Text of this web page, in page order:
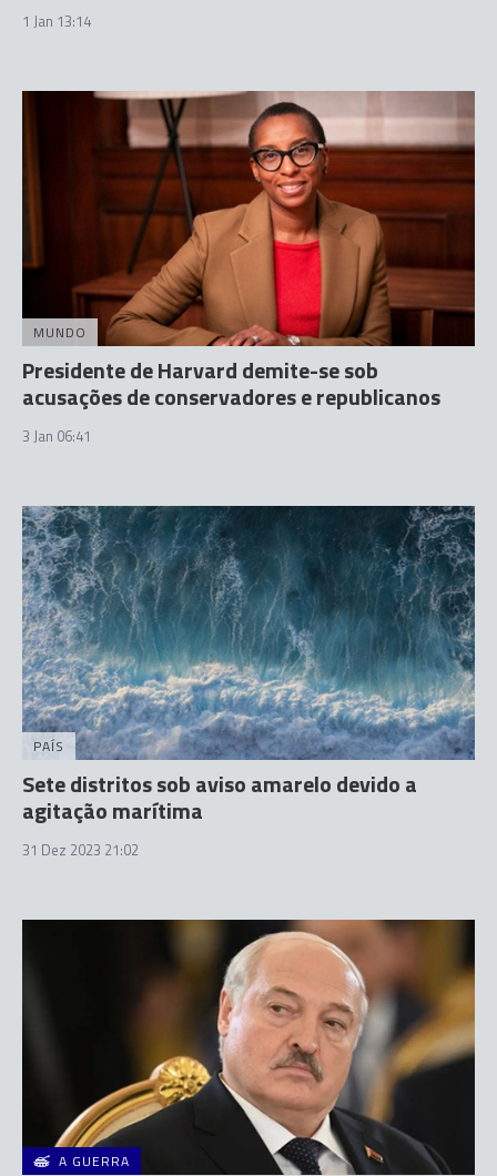
1 Jan 13:14
MUNDO
Presidente de Harvard demite-se sob
acusações de conservadores e republicanos
3 Jan 06:41
PAÍS
Sete distritos sob aviso amarelo devido a
agitação marítima
31 Dez 2023 21:02
A GUERRA